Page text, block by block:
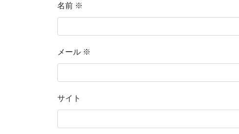
名前 ※
メール ※
サイト